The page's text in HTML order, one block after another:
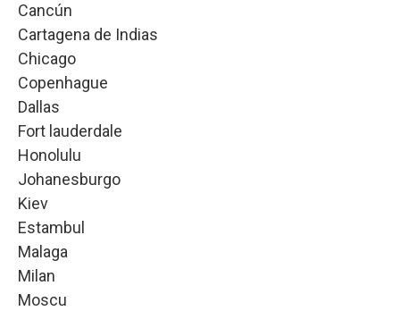
Cancún
Cartagena de Indias
Chicago
Copenhague
Dallas
Fort lauderdale
Honolulu
Johanesburgo
Kiev
Estambul
Malaga
Milan
Moscu